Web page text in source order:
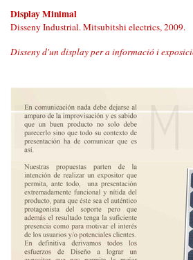
Display Minimal
Disseny Industrial. Mitsubitshi electrics, 2009.
Disseny d'un display per a informació i